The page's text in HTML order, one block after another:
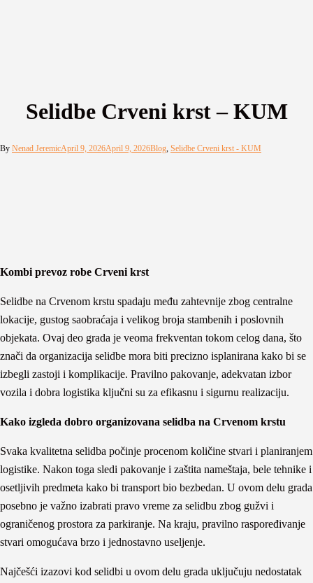
Selidbe Crveni krst – KUM
By Nenad JeremicApril 9, 2026April 9, 2026Blog, Selidbe Crveni krst - KUM
Kombi prevoz robe Crveni krst
Selidbe na Crvenom krstu spadaju među zahtevnije zbog centralne
lokacije, gustog saobraćaja i velikog broja stambenih i poslovnih
objekata. Ovaj deo grada je veoma frekventan tokom celog dana, što
znači da organizacija selidbe mora biti precizno isplanirana kako bi se
izbegli zastoji i komplikacije. Pravilno pakovanje, adekvatan izbor
vozila i dobra logistika ključni su za efikasnu i sigurnu realizaciju.
Kako izgleda dobro organizovana selidba na Crvenom krstu
Svaka kvalitetna selidba počinje procenom količine stvari i planiranjem
logistike. Nakon toga sledi pakovanje i zaštita nameštaja, bele tehnike i
osetljivih predmeta kako bi transport bio bezbedan. U ovom delu grada
posebno je važno izabrati pravo vreme za selidbu zbog gužvi i
ograničenog prostora za parkiranje. Na kraju, pravilno raspoređivanje
stvari omogućava brzo i jednostavno useljenje.
Najčešći izazovi kod selidbi u ovom delu grada uključuju nedostatak